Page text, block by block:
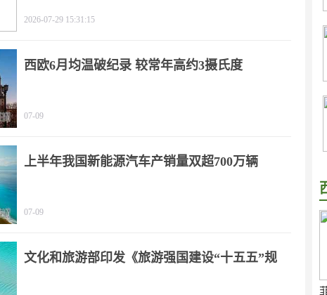
2026-07-29 15:31:15
西欧6月均温破纪录 较常年高约3摄氏度
07-09
上半年我国新能源汽车产销量双超700万辆
07-09
文化和旅游部印发《旅游强国建设“十五五”规